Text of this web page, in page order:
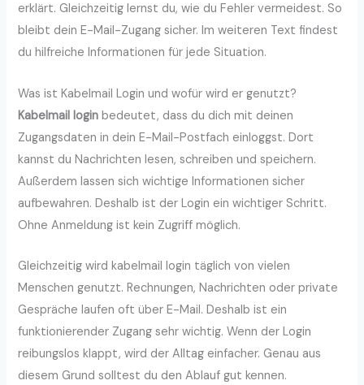
erklärt. Gleichzeitig lernst du, wie du Fehler vermeidest. So
bleibt dein E-Mail-Zugang sicher. Im weiteren Text findest
du hilfreiche Informationen für jede Situation.
Was ist Kabelmail Login und wofür wird er genutzt?
Kabelmail login bedeutet, dass du dich mit deinen
Zugangsdaten in dein E-Mail-Postfach einloggst. Dort
kannst du Nachrichten lesen, schreiben und speichern.
Außerdem lassen sich wichtige Informationen sicher
aufbewahren. Deshalb ist der Login ein wichtiger Schritt.
Ohne Anmeldung ist kein Zugriff möglich.
Gleichzeitig wird kabelmail login täglich von vielen
Menschen genutzt. Rechnungen, Nachrichten oder private
Gespräche laufen oft über E-Mail. Deshalb ist ein
funktionierender Zugang sehr wichtig. Wenn der Login
reibungslos klappt, wird der Alltag einfacher. Genau aus
diesem Grund solltest du den Ablauf gut kennen.